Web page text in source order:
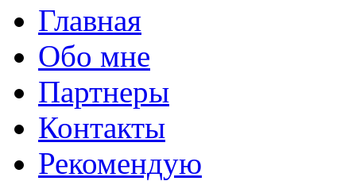
Главная
Обо мне
Партнеры
Контакты
Рекомендую